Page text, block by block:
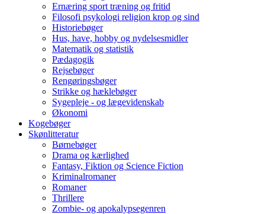
Ernæring sport træning og fritid
Filosofi psykologi religion krop og sind
Historiebøger
Hus, have, hobby og nydelsesmidler
Matematik og statistik
Pædagogik
Rejsebøger
Rengøringsbøger
Strikke og hæklebøger
Sygepleje - og lægevidenskab
Økonomi
Kogebøger
Skønlitteratur
Børnebøger
Drama og kærlighed
Fantasy, Fiktion og Science Fiction
Kriminalromaner
Romaner
Thrillere
Zombie- og apokalypsegenren